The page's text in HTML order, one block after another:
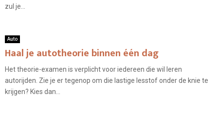
zul je...
Auto
Haal je autotheorie binnen één dag
Het theorie-examen is verplicht voor iedereen die wil leren
autorijden. Zie je er tegenop om die lastige lesstof onder de knie te
krijgen? Kies dan...